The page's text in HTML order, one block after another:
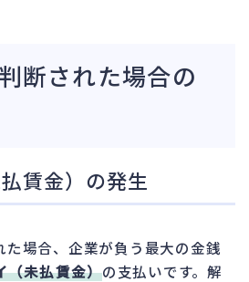
断された場合の
賃金）の発生
場合、企業が負う最大の金銭
（未払賃金）の支払いです。解